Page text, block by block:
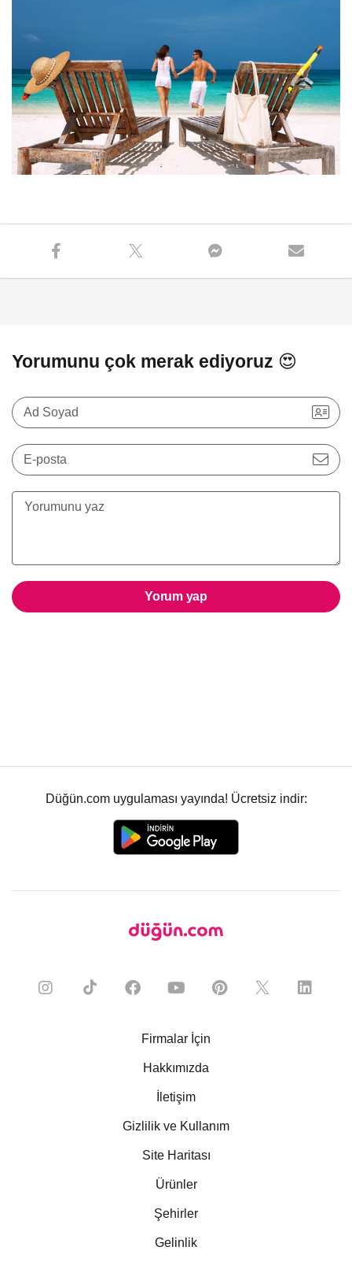
Yorumunu çok merak ediyoruz 😍
Ad Soyad
E-posta
Yorum yap
Düğün.com uygulaması yayında! Ücretsiz indir:
Firmalar İçin
Hakkımızda
İletişim
Gizlilik ve Kullanım
Site Haritası
Ürünler
Şehirler
Gelinlik